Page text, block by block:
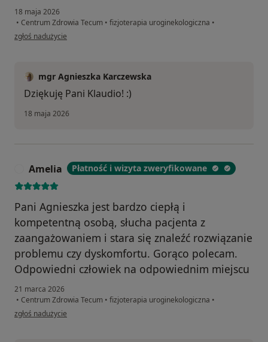
18 maja 2026
• Centrum Zdrowia Tecum • fizjoterapia uroginekologiczna •
w opinii użytkownika Klaudia
zgłoś nadużycie
mgr Agnieszka Karczewska
Dziękuję Pani Klaudio! :)
18 maja 2026
Amelia Płatność i wizyta zweryfikowane
Pani Agnieszka jest bardzo ciepłą i
kompetentną osobą, słucha pacjenta z
zaangażowaniem i stara się znaleźć rozwiązanie
problemu czy dyskomfortu. Gorąco polecam.
Odpowiedni człowiek na odpowiednim miejscu
21 marca 2026
• Centrum Zdrowia Tecum • fizjoterapia uroginekologiczna •
w opinii użytkownika Amelia
zgłoś nadużycie